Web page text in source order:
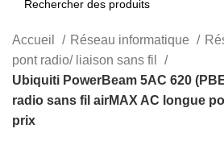
Rechercher
Accueil Réseau informatique
pont radio/ liaison sans fil
Ubiquiti PowerBeam 5AC 620
radio sans fil airMAX AC longue
prix